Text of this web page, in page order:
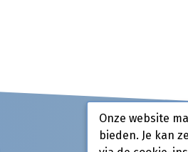
Onze website
bieden. Je kan